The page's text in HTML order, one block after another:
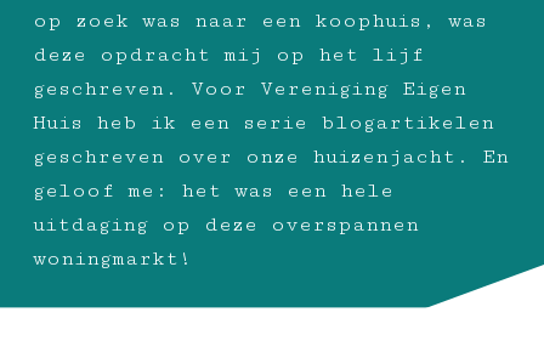
op zoek was naar een koophuis, was
deze opdracht mij op het lijf
geschreven. Voor Vereniging Eigen
Huis heb ik een serie blogartikelen
geschreven over onze huizenjacht. En
geloof me: het was een hele
uitdaging op deze overspannen
woningmarkt!